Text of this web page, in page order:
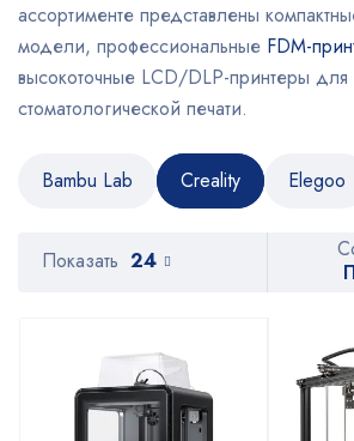
ассортименте представлены
модели, профессиональные FDM-
высокоточные LCD/DLP-принтеры
стоматологической печати.
Bambu Lab Creality Elegoo
Показать 24